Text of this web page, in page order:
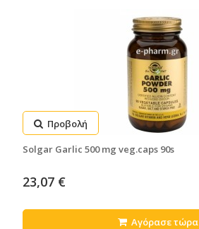
Προβολή
Solgar Garlic 500 mg veg.caps 90s
23,07 €
Αγόρασε τώρα